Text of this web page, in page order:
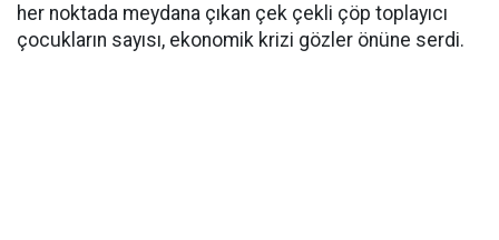
her noktada meydana çıkan çek çekli çöp toplayıcı
çocukların sayısı, ekonomik krizi gözler önüne serdi.